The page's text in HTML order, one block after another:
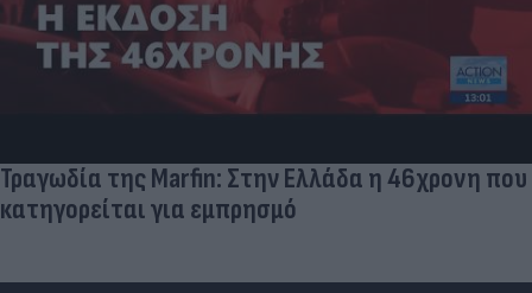
Δέκα εκατομμύρια followers δεν κάνουν λάθος- Η
Ντιλέτα Λεότα με μαγιό έγινε ξανά viral (photos)